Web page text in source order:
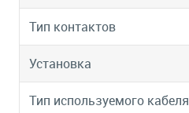
Тип контактов
Установка
Тип используемого кабеля